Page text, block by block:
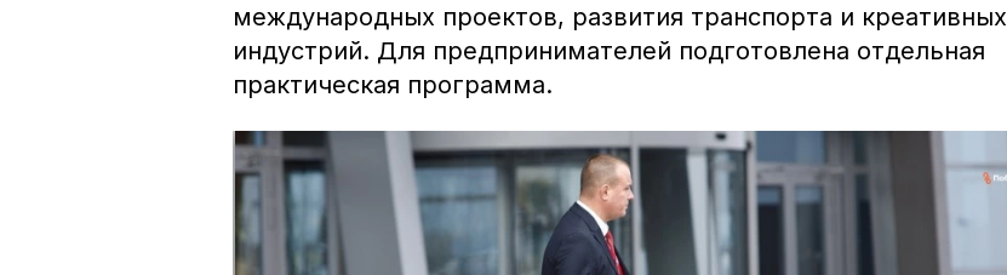
международных проектов, развития транспорта и креативных
индустрий. Для предпринимателей подготовлена отдельная
практическая программа.